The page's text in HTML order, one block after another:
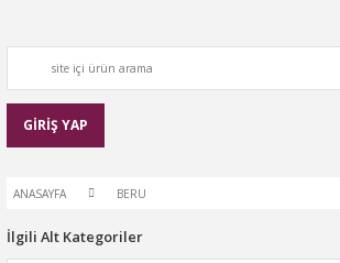
GİRİŞ YAP
ANASAYFA BERU
İlgili Alt Kategoriler